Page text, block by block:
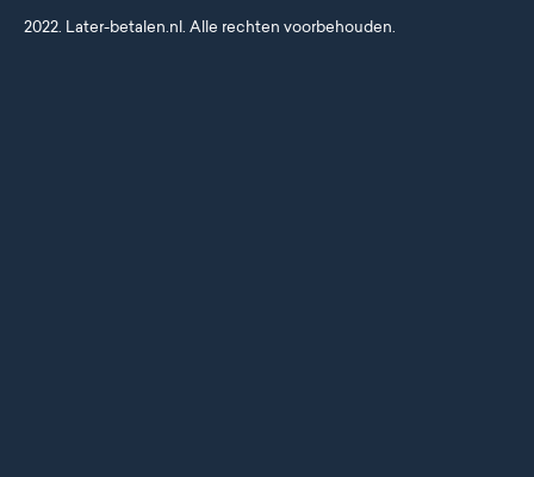
2022. Later-betalen.nl. Alle rechten voorbehouden.